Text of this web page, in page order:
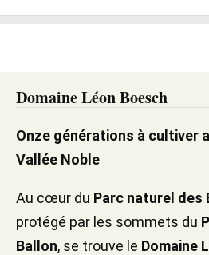
Domaine Léon Boesch
Onze générations à cultiver
Vallée Noble
Au cœur du Parc naturel des
protégé par les sommets du
Ballon, se trouve le Domaine